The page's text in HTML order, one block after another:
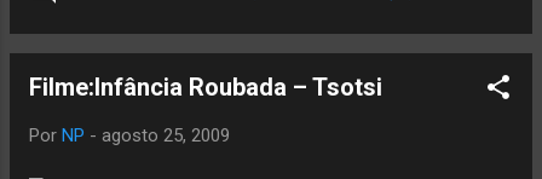
eles não eram cidadãos, mas tinham comida
um imenso contingente de brasileiros livres,
maioria sem preparo para trabalhar em
Filme:Infância Roubada – Tsotsi
Por NP - agosto 25, 2009